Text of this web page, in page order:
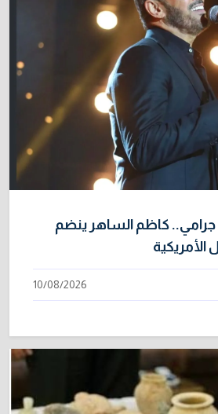
ارتفاع عدد الإصابات
الدولة يناقش القضايا
كاظم الساهر ينضم
الأمريكية
10/08/2026